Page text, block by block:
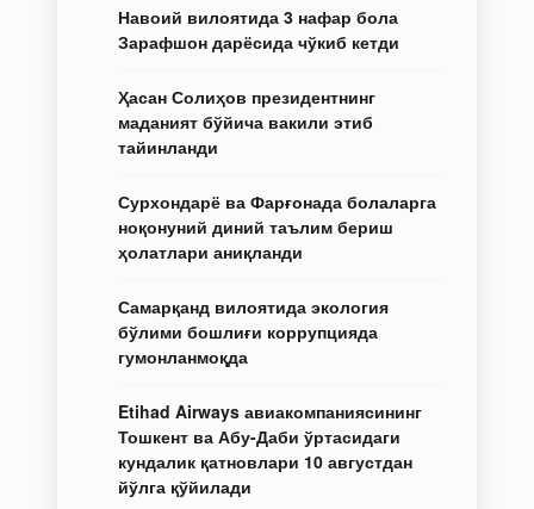
Навоий вилоятида 3 нафар бола
Зарафшон дарёсида чўкиб кетди
Ҳасан Солиҳов президентнинг
маданият бўйича вакили этиб
тайинланди
Сурхондарё ва Фарғонада болаларга
ноқонуний диний таълим бериш
ҳолатлари аниқланди
Самарқанд вилоятида экология
бўлими бошлиғи коррупцияда
гумонланмоқда
Etihad Airways авиакомпаниясининг
Тошкент ва Абу-Даби ўртасидаги
кундалик қатновлари 10 августдан
йўлга қўйилади